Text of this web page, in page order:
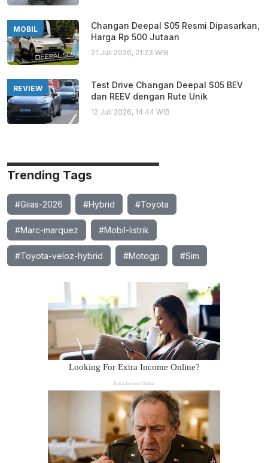
MOBIL
Changan Deepal S05 Resmi Dipasarkan,
Harga Rp 500 Jutaan
21 Juli 2026, 21:23 WIB
REVIEW
Test Drive Changan Deepal S05 BEV
dan REEV dengan Rute Unik
12 Juli 2026, 14:44 WIB
Trending Tags
#Giias-2026 #Hybrid #Toyota
#Marc-marquez #Mobil-listrik
#Toyota-veloz-hybrid #Motogp #Sim